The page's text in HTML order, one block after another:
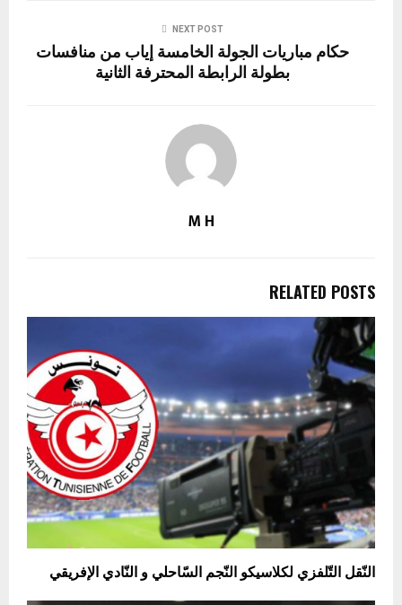
NEXT POST
حكام مباريات الجولة الخامسة إياب من منافسات
بطولة الرابطة المحترفة الثانية
M H
RELATED POSTS
النّقل التّلفزي لكلاسيكو النّجم السّاحلي و النّادي الإفريقي